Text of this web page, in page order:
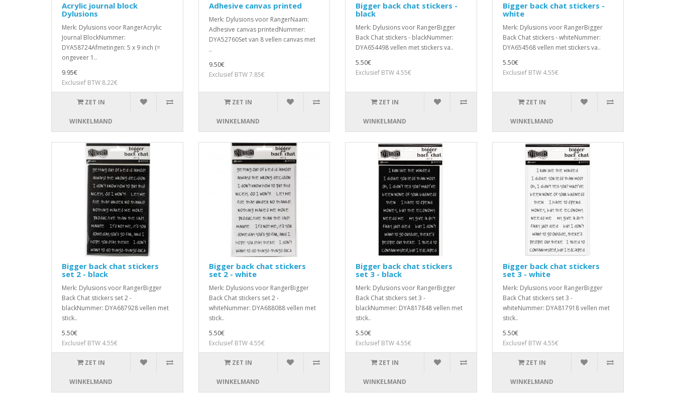
Acrylic journal block
Dylusions
Merk: Dylusions voor RangerAcrylic
Journal BlockNummer:
DYA58724Afmetingen: 5 x 9 inch (=
ongeveer 1..
9.95€
Exclusief BTW 8.22€
ZET IN
WINKELMAND
Adhesive canvas printed
Merk: Dylusions voor RangerNaam:
Adhesive canvas printedNummer:
DYA52760Set van 8 vellen canvas met
..
9.50€
Exclusief BTW 7.85€
ZET IN
WINKELMAND
Bigger back chat stickers -
black
Merk: Dylusions voor RangerBigger
Back Chat stickers - blackNummer:
DYA654498 vellen met stickers va..
5.50€
Exclusief BTW 4.55€
ZET IN
WINKELMAND
Bigger back chat stickers -
white
Merk: Dylusions voor RangerBigger
Back Chat stickers - whiteNummer:
DYA654568 vellen met stickers va..
5.50€
Exclusief BTW 4.55€
ZET IN
WINKELMAND
Bigger back chat stickers
set 2 - black
Merk: Dylusions voor RangerBigger
Back Chat stickers set 2 -
blackNummer: DYA687928 vellen met
stick..
5.50€
Exclusief BTW 4.55€
ZET IN
WINKELMAND
Bigger back chat stickers
set 2 - white
Merk: Dylusions voor RangerBigger
Back Chat stickers set 2 -
whiteNummer: DYA688088 vellen met
stick..
5.50€
Exclusief BTW 4.55€
ZET IN
WINKELMAND
Bigger back chat stickers
set 3 - black
Merk: Dylusions voor RangerBigger
Back Chat stickers set 3 -
blackNummer: DYA817848 vellen met
stick..
5.50€
Exclusief BTW 4.55€
ZET IN
WINKELMAND
Bigger back chat stickers
set 3 - white
Merk: Dylusions voor RangerBigger
Back Chat stickers set 3 -
whiteNummer: DYA817918 vellen met
stick..
5.50€
Exclusief BTW 4.55€
ZET IN
WINKELMAND